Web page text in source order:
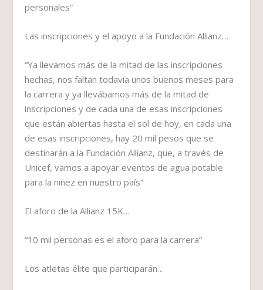
personales”
Las inscripciones y el apoyo a la Fundación Allianz…
“Ya llevamos más de la mitad de las inscripciones
hechas, nos faltan todavía unos buenos meses para
la carrera y ya llevábamos más de la mitad de
inscripciones y de cada una de esas inscripciones
que están abiertas hasta el sol de hoy, en cada una
de esas inscripciones, hay 20 mil pesos que se
destinarán a la Fundación Allianz, que, a través de
Unicef, vamos a apoyar eventos de agua potable
para la niñez en nuestro país”
El aforo de la Allianz 15K…
“10 mil personas es el aforo para la carrera”
Los atletas élite que participarán…